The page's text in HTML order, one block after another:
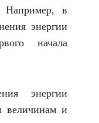
Например, в
энергии
начала
энергии
величинам и